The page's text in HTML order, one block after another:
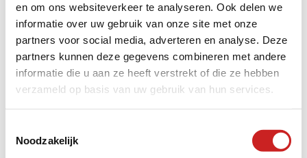
en om ons websiteverkeer te analyseren. Ook delen we
informatie over uw gebruik van onze site met onze
partners voor social media, adverteren en analyse. Deze
partners kunnen deze gegevens combineren met andere
informatie die u aan ze heeft verstrekt of die ze hebben
verzameld op basis van uw gebruik van hun services.
Noodzakelijk
loadingwww.adggroep.nl
for more